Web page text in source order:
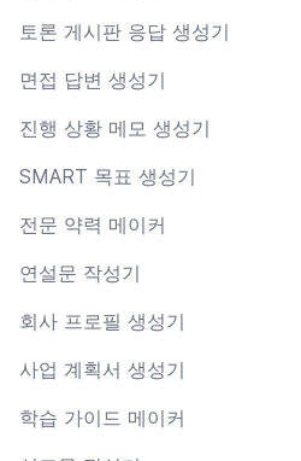
토론 게시판 응답 생성기
면접 답변 생성기
진행 상황 메모 생성기
SMART 목표 생성기
전문 약력 메이커
연설문 작성기
회사 프로필 생성기
사업 계획서 생성기
학습 가이드 메이커